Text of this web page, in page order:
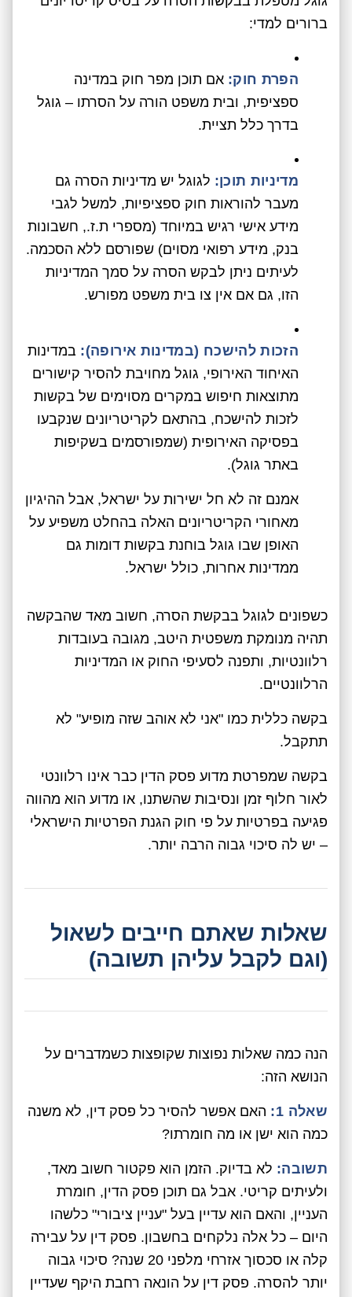
ברורים למדי:
הפרת חוק: אם תוכן מפר חוק במדינה
ספציפית, ובית משפט הורה על הסרתו – גוגל
בדרך כלל תציית.
מדיניות תוכן: לגוגל יש מדיניות הסרה גם
מעבר להוראות חוק ספציפיות, למשל לגבי
מידע אישי רגיש במיוחד (מספרי ת.ז., חשבונות
בנק, מידע רפואי מסוים) שפורסם ללא הסכמה.
לעיתים ניתן לבקש הסרה על סמך המדיניות
הזו, גם אם אין צו בית משפט מפורש.
הזכות להישכח (במדינות אירופה): במדינות
האיחוד האירופי, גוגל מחויבת להסיר קישורים
מתוצאות חיפוש במקרים מסוימים של בקשות
לזכות להישכח, בהתאם לקריטריונים שנקבעו
בפסיקה האירופית (שמפורסמים בשקיפות
באתר גוגל).
אמנם זה לא חל ישירות על ישראל, אבל ההיגיון
מאחורי הקריטריונים האלה בהחלט משפיע על
האופן שבו גוגל בוחנת בקשות דומות גם
ממדינות אחרות, כולל ישראל.
כשפונים לגוגל בבקשת הסרה, חשוב מאד שהבקשה
תהיה מנומקת משפטית היטב, מגובה בעובדות
רלוונטיות, ותפנה לסעיפי החוק או המדיניות
הרלוונטיים.
בקשה כללית כמו "אני לא אוהב שזה מופיע" לא
תתקבל.
בקשה שמפרטת מדוע פסק הדין כבר אינו רלוונטי
לאור חלוף זמן ונסיבות שהשתנו, או מדוע הוא מהווה
פגיעה בפרטיות על פי חוק הגנת הפרטיות הישראלי
– יש לה סיכוי גבוה הרבה יותר.
שאלות שאתם חייבים לשאול
(וגם לקבל עליהן תשובה)
הנה כמה שאלות נפוצות שקופצות כשמדברים על
הנושא הזה:
שאלה 1:
האם אפשר להסיר כל פסק דין, לא משנה
כמה הוא ישן או מה חומרתו?
תשובה: לא בדיוק. הזמן הוא פקטור חשוב מאד,
ולעיתים קריטי. אבל גם תוכן פסק הדין, חומרת
העניין, והאם הוא עדיין בעל "עניין ציבורי" כלשהו
היום – כל אלה נלקחים בחשבון. פסק דין על עבירה
קלה או סכסוך אזרחי מלפני 20 שנה? סיכוי גבוה
יותר להסרה. פסק דין על הונאה רחבת היקף שעדיין